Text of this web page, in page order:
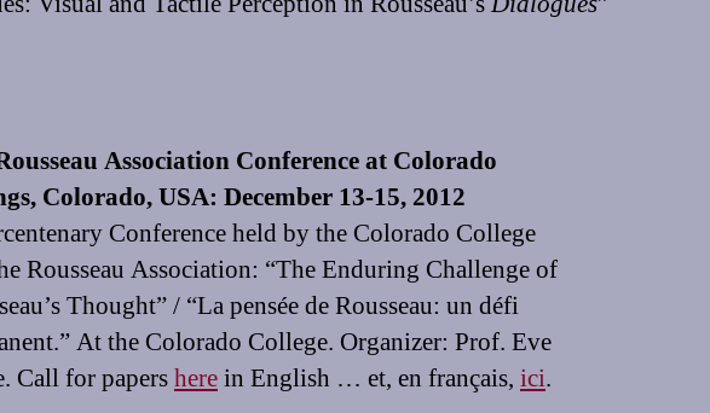
Association Conference at Colorado
Colorado, USA: December 13-15, 2012
Conference held by the Colorado College
Rousseau Association: “The Enduring Challenge of
Thought” / “La pensée de Rousseau: un défi
At the Colorado College. Organizer: Prof. Eve
Call for papersherein English … et, en français, ici.